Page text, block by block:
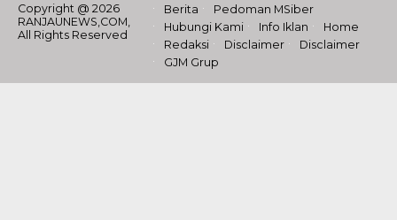
Copyright @ 2026
RANJAUNEWS,COM,
All Rights Reserved
Berita
Pedoman MSiber
Hubungi Kami
Info Iklan
Home
Redaksi
Disclaimer
Disclaimer
GJM Grup